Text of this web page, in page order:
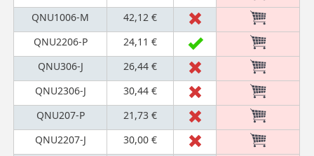
QNU1006-M
42,12 €
QNU2206-P
24,11 €
QNU306-J
26,44 €
QNU2306-J
30,44 €
QNU207-P
21,73 €
QNU2207-J
30,00 €